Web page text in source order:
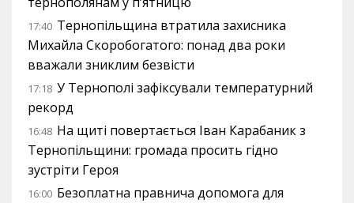
17:40 Тернопільщина втратила захисника
Михайла Скоробогатого: понад два роки
вважали зниклим безвісти
17:18 У Тернополі зафіксували температурний
рекорд
16:48 На щиті повертається Іван Карабаник з
Тернопільщини: громада просить гідно
зустріти Героя
16:00 Безоплатна правнича допомога для